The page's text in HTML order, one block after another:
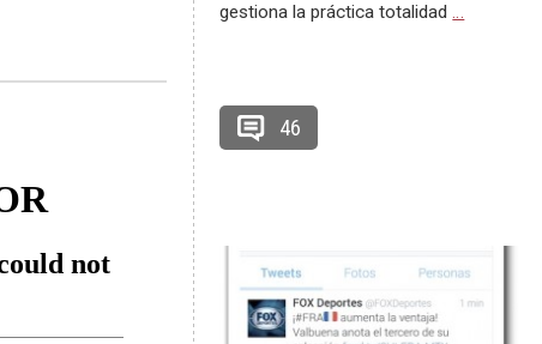
gestiona la práctica totalidad…
46